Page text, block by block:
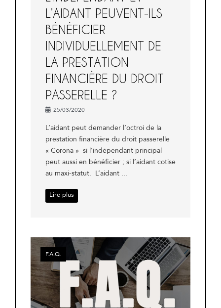
L’AIDANT PEUVENT-ILS
BÉNÉFICIER
INDIVIDUELLEMENT DE
LA PRESTATION
FINANCIÈRE DU DROIT
PASSERELLE ?
25/03/2020
L’aidant peut demander l’octroi de la
prestation financière du droit passerelle
« Corona » si l’indépendant principal
peut aussi en bénéficier ; si l’aidant cotise
au maxi-statut. L’aidant ...
Lire plus
F.A.Q.